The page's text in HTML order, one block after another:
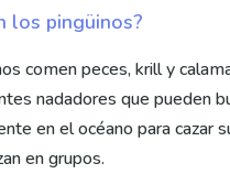
los pingüinos?
comen peces, krill y
nadadores que pueden
en el océano para cazar
en grupos.